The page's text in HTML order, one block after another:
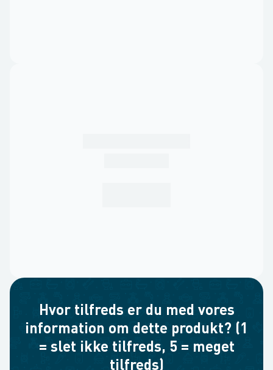
Hvor tilfreds er du med vores
information om dette produkt? (1
= slet ikke tilfreds, 5 = meget
tilfreds)